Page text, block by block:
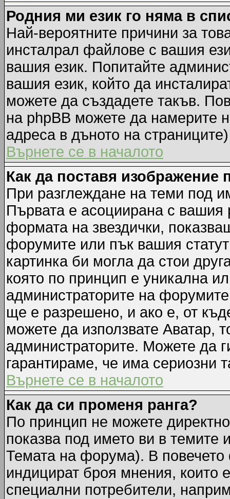
Родния ми език го няма в
Най-вероятните причини за
инсталрал файлове с вашия
вашия език. Попитайте
вашия език, който да
можете да създадете такъв.
на phpBB можете да намерите
адреса в дъното на страниците)
Върнете се в началото
Как да поставя изображение
При разглеждане на теми под
Първата е асоциирана с вашия
формата на звездички,
форумите или пък вашия
картинка би могла да стои
която по принцип е уникална
администраторите на
ще е разрешено, и ако е, от
можете да използвате Аватар,
администраторите. Можете да
гарантираме, че има сериозни
Върнете се в началото
Как да си променя ранга?
По принцип не можете
показва под името ви в темите
Темата на форума). В повечето
индицират броя мнения, които
специални потребители,